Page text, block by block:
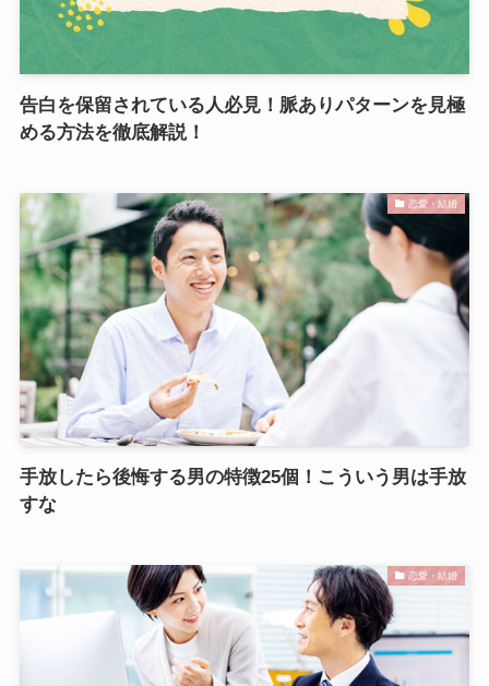
告白を保留されている人必見！脈ありパターンを見極
める方法を徹底解説！
恋愛・結婚
手放したら後悔する男の特徴25個！こういう男は手放
すな
恋愛・結婚